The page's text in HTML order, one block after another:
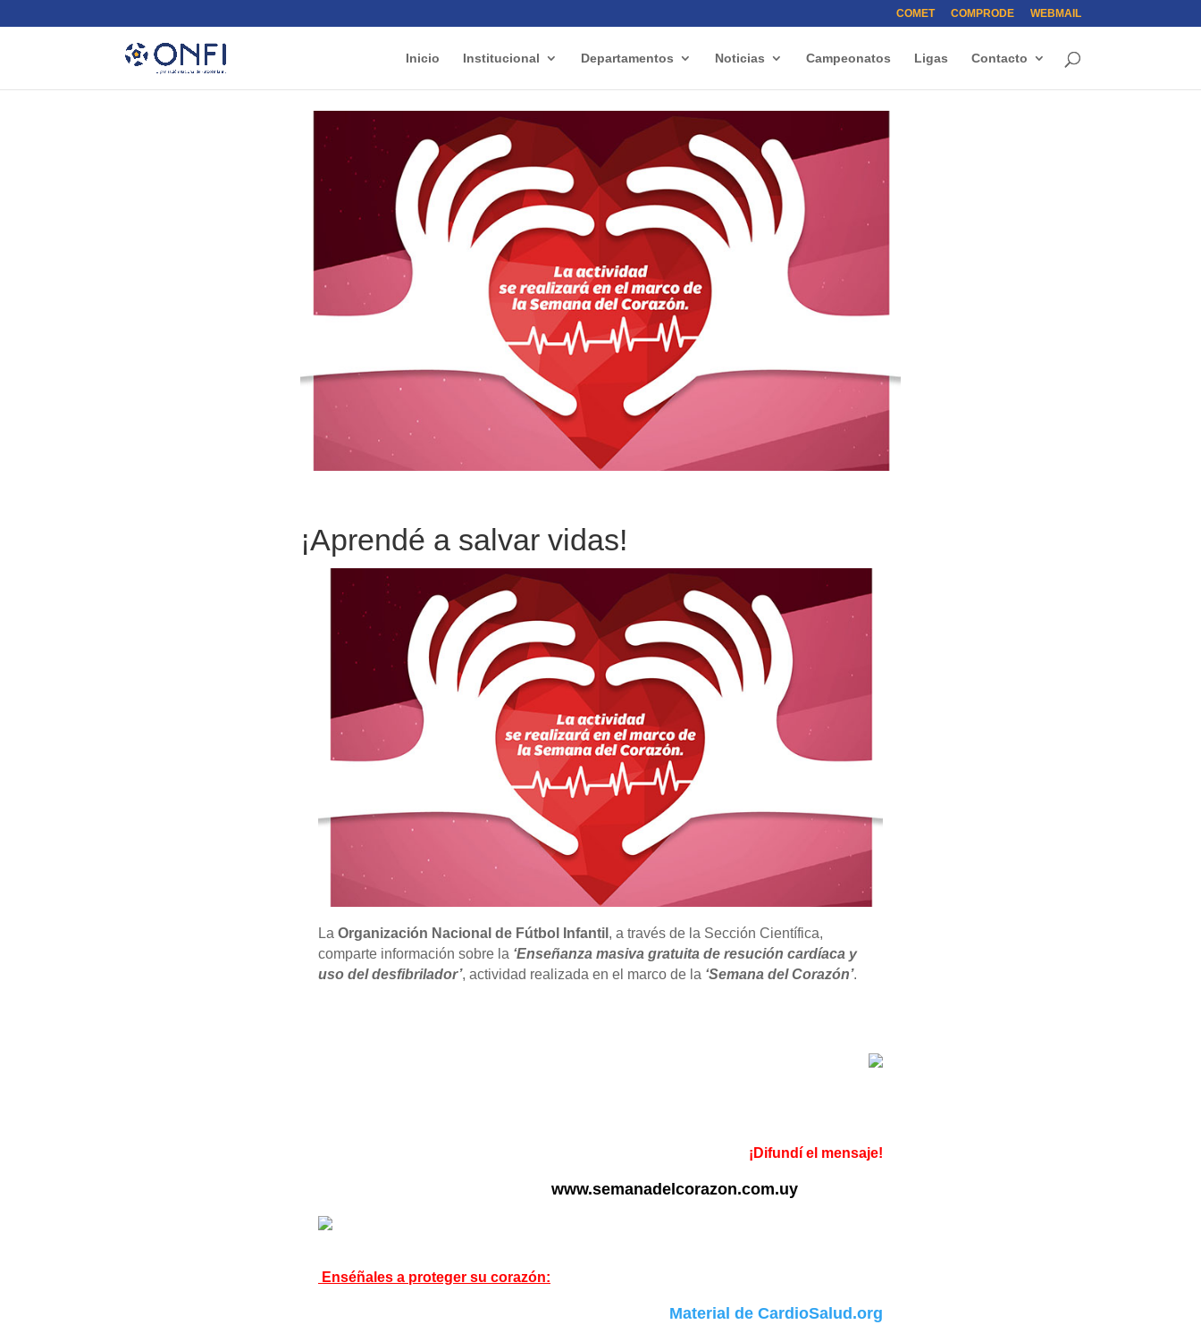
COMET COMPRODE WEBMAIL
Inicio Institucional Departamentos Noticias Campeonatos Ligas Contacto
¡Aprendé a salvar vidas!
La Organización Nacional de Fútbol Infantil , a través de la Sección Científica,
comparte información sobre la ‘Enseñanza masiva gratuita de resución cardíaca y
uso del desfibrilador’, actividad realizada en el marco de la ‘Semana del Corazón’.
¡Difundí el mensaje!
www.semanadelcorazon.com.uy
Enséñales a proteger su corazón:
Material de CardioSalud.org